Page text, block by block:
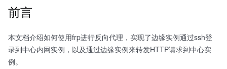
前言
本文档介绍如何使用frp进行反向代理，实现了边缘实例通过ssh登
录到中心内网实例，以及通过边缘实例来转发HTTP请求到中心实
例。